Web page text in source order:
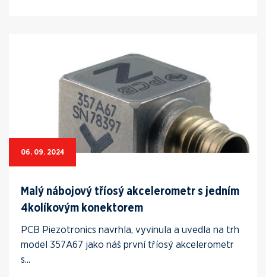
06. 09. 2024
Malý nábojový tříosý akcelerometr s jedním
4kolíkovým konektorem
PCB Piezotronics navrhla, vyvinula a uvedla na trh
model 357A67 jako náš první tříosý akcelerometr
s...